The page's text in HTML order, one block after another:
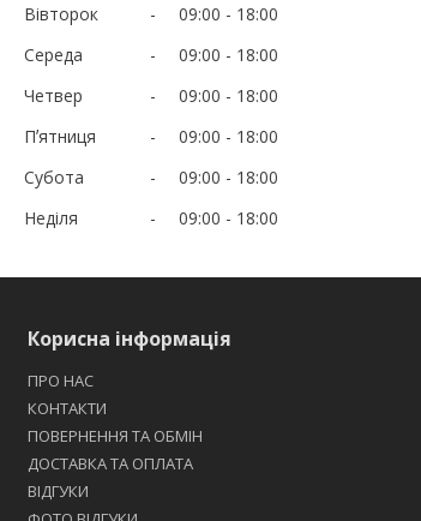
Вівторок
09:00
18:00
Середа
09:00
18:00
Четвер
09:00
18:00
Пʼятниця
09:00
18:00
Субота
09:00
18:00
Неділя
09:00 18:00
Корисна інформація
ПРО НАС
КОНТАКТИ
ПОВЕРНЕННЯ ТА ОБМІН
ДОСТАВКА ТА ОПЛАТА
ВІДГУКИ